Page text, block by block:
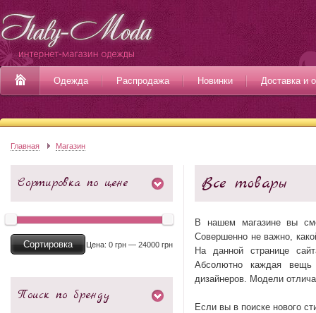
Одежда Распродажа Новинки Доставка и
Главная Магазин
Сортировка по цене
Сортировка Цена: 0 грн — 24000 грн
Поиск по бренду
Все товары
В нашем магазине вы
Совершенно не важно,
На данной странице
Абсолютно каждая вещь
дизайнеров. Модели
Если вы в поиске нового